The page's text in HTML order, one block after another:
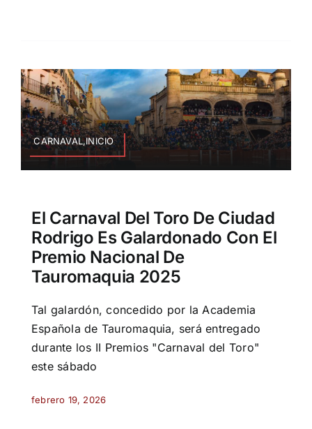
CARNAVAL,INICIO
El Carnaval Del Toro De Ciudad
Rodrigo Es Galardonado Con El
Premio Nacional De
Tauromaquia 2025
Tal galardón, concedido por la Academia
Española de Tauromaquia, será entregado
durante los II Premios "Carnaval del Toro"
este sábado
febrero 19, 2026